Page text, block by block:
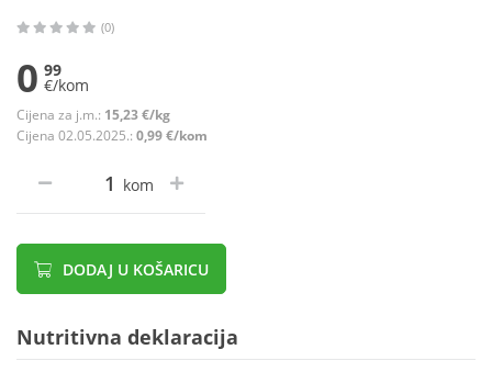
(0)
0 99
€/kom
Cijena za j.m.: 15,23 €/kg
Cijena 02.05.2025.: 0,99 €/kom
kom
DODAJ U KOŠARICU
Nutritivna deklaracija